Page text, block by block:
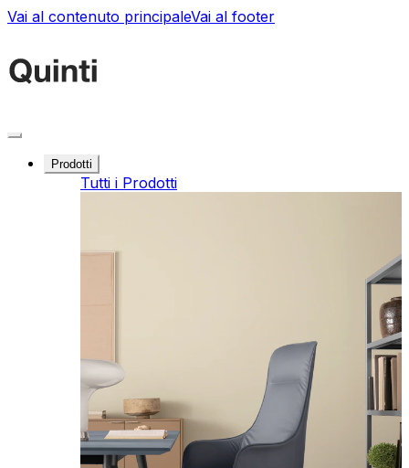
Vai al contenuto principaleVai al footer
Prodotti
Tutti i Prodotti